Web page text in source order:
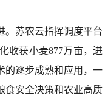
。苏农云指挥调度平台
收获小麦877万亩，进
的逐步成熟和应用，一
食安全决策和农业高质